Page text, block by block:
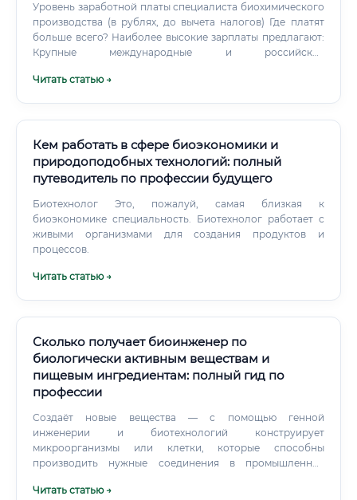
Уровень заработной платы специалиста биохимического
производства (в рублях, до вычета налогов) Где платят
больше всего? Наиболее высокие зарплаты предлагают:
Крупные международные и российские
расположенные в столичных регионах (Москва, Санкт-
Читать статью →
Кем работать в сфере биоэкономики и
природоподобных технологий: полный
путеводитель по профессии будущего
Биотехнолог Это, пожалуй, самая близкая к
биоэкономике специальность. Биотехнолог работает с
живыми организмами для создания продуктов и
процессов.
Читать статью →
Сколько получает биоинженер по
биологически активным веществам и
пищевым ингредиентам: полный гид по
профессии
Создаёт новые вещества — с помощью генной
инженерии и биотехнологий конструирует
микроорганизмы или клетки, которые способны
производить нужные соединения в промышленных
думает о том, как наладить выпуск БАВ в больших
Читать статью →